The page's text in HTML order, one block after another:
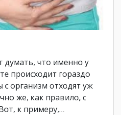
думать, что именно у
происходит гораздо
с организм отходят уж
же, как правило, с
к примеру,…